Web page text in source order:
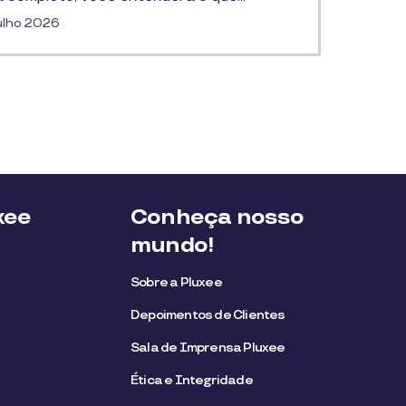
2026
Conheça nosso
mundo!
Sobre a Pluxee
Depoimentos de Clientes
Sala de Imprensa Pluxee
Ética e Integridade